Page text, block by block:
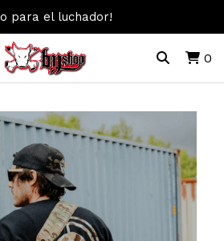
para el luchador!
0